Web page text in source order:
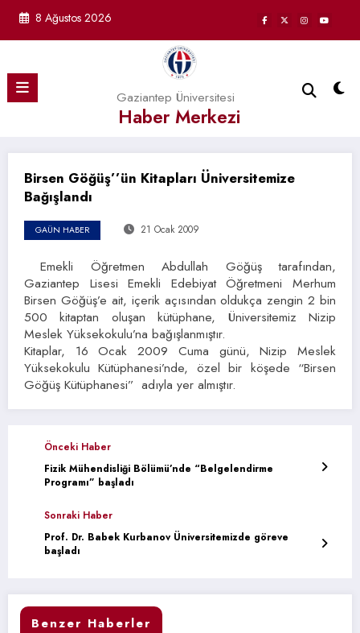
8 Ağustos 2026
Gaziantep Üniversitesi
Haber Merkezi
Birsen Göğüş’’ün Kitapları Üniversitemize
Bağışlandı
GAÜN HABER 21 Ocak 2009
Emekli Öğretmen Abdullah Göğüş tarafından,
Gaziantep Lisesi Emekli Edebiyat Öğretmeni Merhum
Birsen Göğüş’e ait, içerik açısından oldukça zengin 2 bin
500 kitaptan oluşan kütüphane, Üniversitemiz Nizip
Meslek Yüksekokulu’na bağışlanmıştır.
Kitaplar, 16 Ocak 2009 Cuma günü, Nizip Meslek
Yüksekokulu Kütüphanesi’nde, özel bir köşede “Birsen
Göğüş Kütüphanesi” adıyla yer almıştır.
Önceki Haber
Fizik Mühendisliği Bölümü’nde “Belgelendirme
Programı” başladı
Sonraki Haber
Prof. Dr. Babek Kurbanov Üniversitemizde göreve
başladı
Benzer Haberler